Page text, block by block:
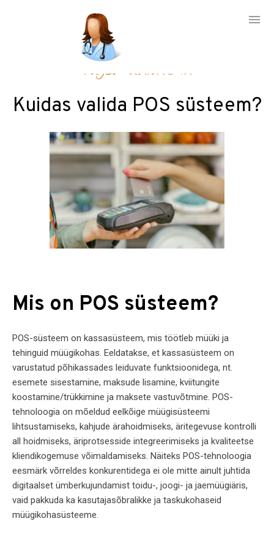
Tugev ühiskond
Kuidas valida POS süsteem?
Mis on POS süsteem?
POS-süsteem on kassasüsteem, mis töötleb müüki ja
tehinguid müügikohas. Eeldatakse, et kassasüsteem on
varustatud põhikassades leiduvate funktsioonidega, nt.
esemete sisestamine, maksude lisamine, kviitungite
koostamine/trükkimine ja maksete vastuvõtmine. POS-
tehnoloogia on mõeldud eelkõige müügisüsteemi
lihtsustamiseks, kahjude ärahoidmiseks, äritegevuse kontrolli
all hoidmiseks, äriprotsesside integreerimiseks ja kvaliteetse
kliendikogemuse võimaldamiseks. Näiteks POS-tehnoloogia
eesmärk võrreldes konkurentidega ei ole mitte ainult juhtida
digitaalset ümberkujundamist toidu-, joogi- ja jaemüügiäris,
vaid pakkuda ka kasutajasõbralikke ja taskukohaseid
müügikohasüsteeme.